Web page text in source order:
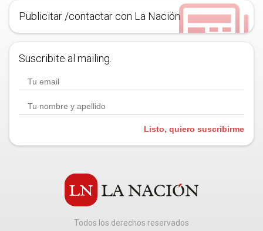
Publicitar /contactar con La Nación
Suscribite al mailing.
Listo, quiero suscribirme
Todos los derechos reservados